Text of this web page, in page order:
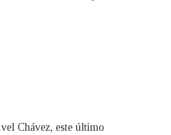
Chávez, este último